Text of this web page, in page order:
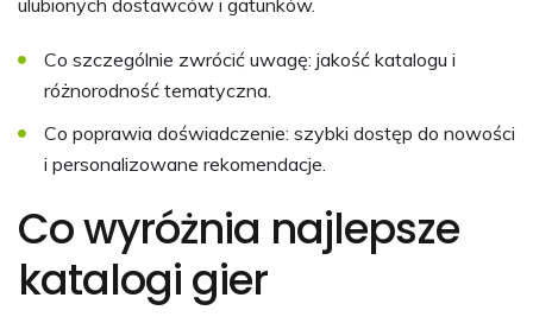
Co szczególnie zwrócić uwagę: jakość katalogu i
różnorodność tematyczna.
Co poprawia doświadczenie: szybki dostęp do nowości
i personalizowane rekomendacje.
Co wyróżnia najlepsze
katalogi gier